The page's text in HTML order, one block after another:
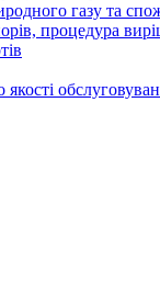
газу та
процедура